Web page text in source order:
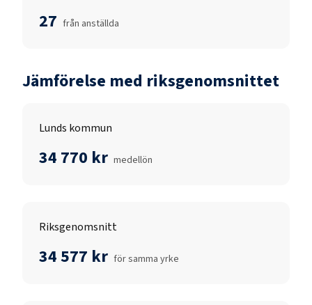
27 från anställda
Jämförelse med riksgenomsnittet
Lunds kommun
34 770 kr medellön
Riksgenomsnitt
34 577 kr för samma yrke